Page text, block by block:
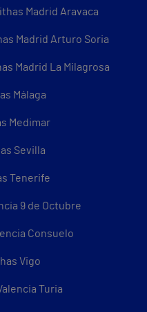
Madrid Aravaca
Madrid Arturo Soria
Madrid La Milagrosa
Málaga
Medimar
Sevilla
Tenerife
9 de Octubre
Consuelo
Vigo
Turia